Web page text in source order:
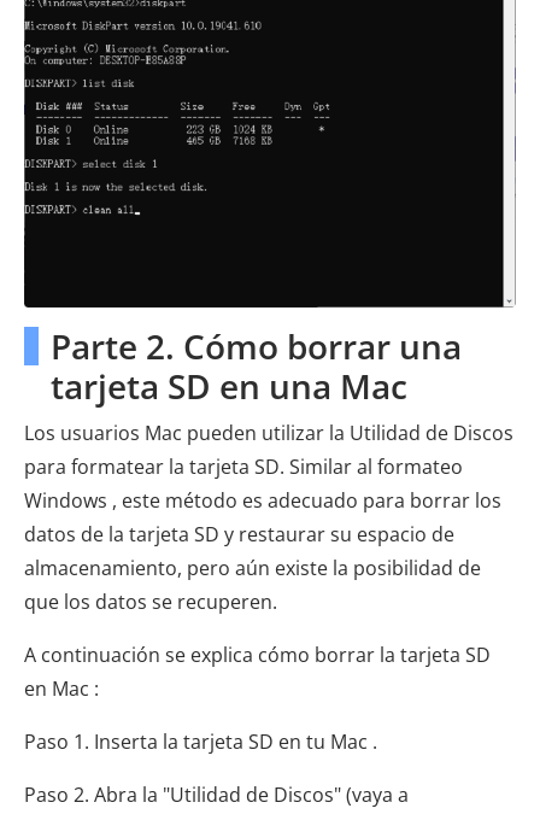
Parte 2. Cómo borrar una
tarjeta SD en una Mac
Los usuarios Mac pueden utilizar la Utilidad de Discos
para formatear la tarjeta SD. Similar al formateo
Windows , este método es adecuado para borrar los
datos de la tarjeta SD y restaurar su espacio de
almacenamiento, pero aún existe la posibilidad de
que los datos se recuperen.
A continuación se explica cómo borrar la tarjeta SD
en Mac :
Paso 1. Inserta la tarjeta SD en tu Mac .
Paso 2. Abra la "Utilidad de Discos" (vaya a